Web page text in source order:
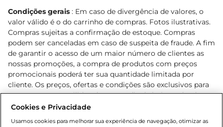
Condições gerais : Em caso de divergência de valores, o
valor válido é o do carrinho de compras. Fotos ilustrativas.
Compras sujeitas a confirmação de estoque. Compras
podem ser canceladas em caso de suspeita de fraude. A fim
de garantir o acesso de um maior número de clientes as
nossas promoções, a compra de produtos com preços
promocionais poderá ter sua quantidade limitada por
cliente. Os preços, ofertas e condições são exclusivos para
o e-commerce e válidos durante o dia de hoje, podendo
sofrer alterações sem prévia notificação. Proibida a venda
Cookies e Privacidade
Usamos cookies para melhorar sua experiência de navegação, otimizar as